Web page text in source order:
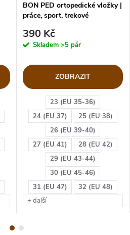
23 (EU 35-36)
24 (EU 37)
25 (EU 38)
26 (EU 39-40)
27 (EU 41)
28 (EU 42)
29 (EU 43-44)
30 (EU 45-46)
31 (EU 47)
32 (EU 48)
+ další
BON PED ortopedické vložky |
práce, sport, trekové
390 Kč
Skladem >5 pár
ZOBRAZIT